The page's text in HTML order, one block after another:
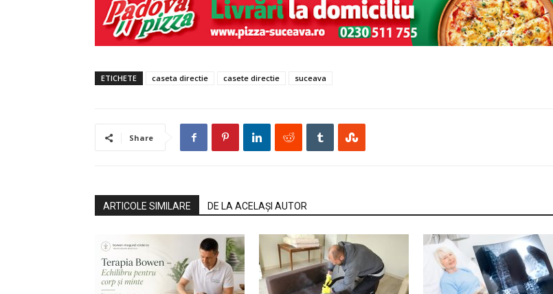
ETICHETE caseta directie casete directie suceava
Share
ARTICOLE SIMILARE DE LA ACELAȘI AUTOR